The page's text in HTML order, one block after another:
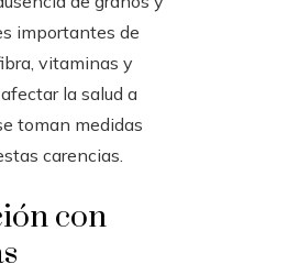
importantes de
vitaminas y
la salud a
toman medidas
carencias.
con